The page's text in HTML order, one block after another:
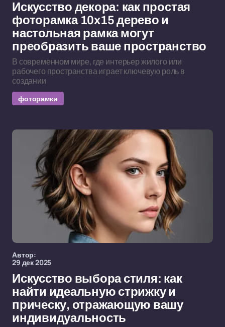
Искусство декора: как простая
фоторамка 10x15 дерево и
настольная рамка могут
преобразить ваше пространство
В современном мире, где интерьер жилого или
рабочего пространства играет ключевую роль в
создании
фоторамки
Автор:
29 дек 2025
Искусство выбора стиля: как
найти идеальную стрижку и
прическу, отражающую вашу
индивидуальность